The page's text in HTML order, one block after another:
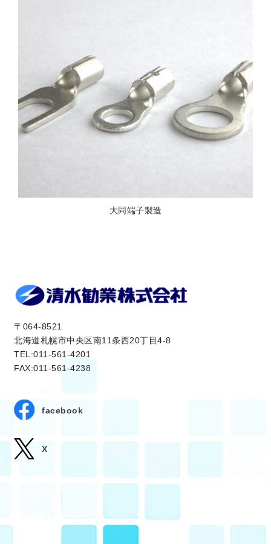
大同端子製造
〒064-8521
北海道札幌市中央区南11条西20丁目4-8
TEL:011-561-4201
FAX:011-561-4238
facebook
X